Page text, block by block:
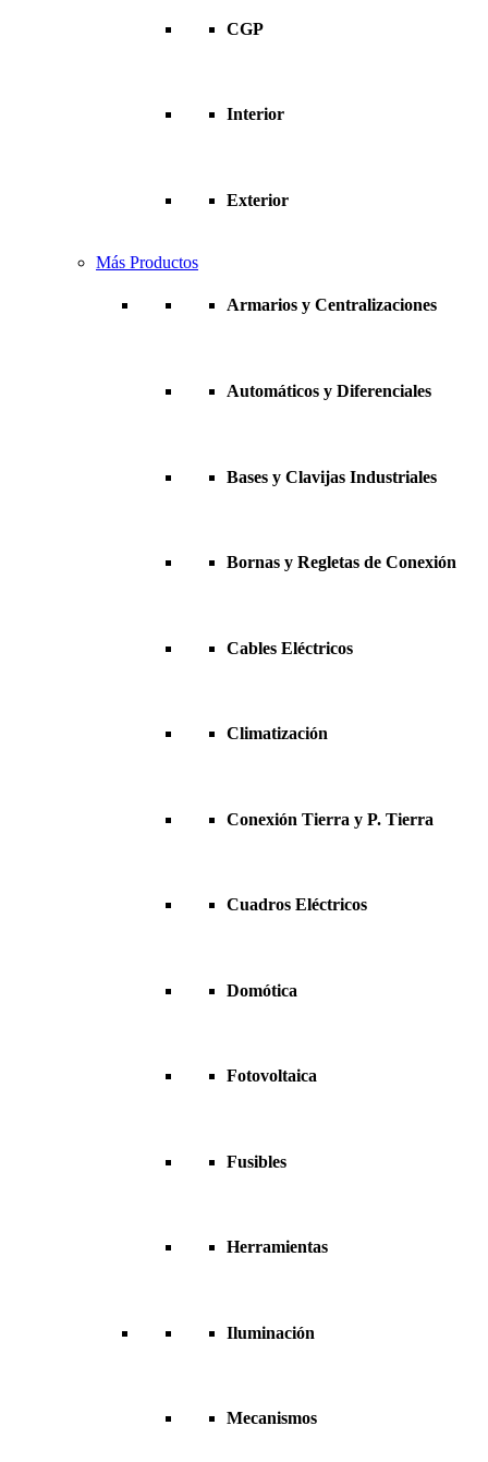
CGP
Interior
Exterior
Más Productos
Armarios y Centralizaciones
Automáticos y Diferenciales
Bases y Clavijas Industriales
Bornas y Regletas de Conexión
Cables Eléctricos
Climatización
Conexión Tierra y P. Tierra
Cuadros Eléctricos
Domótica
Fotovoltaica
Fusibles
Herramientas
Iluminación
Mecanismos